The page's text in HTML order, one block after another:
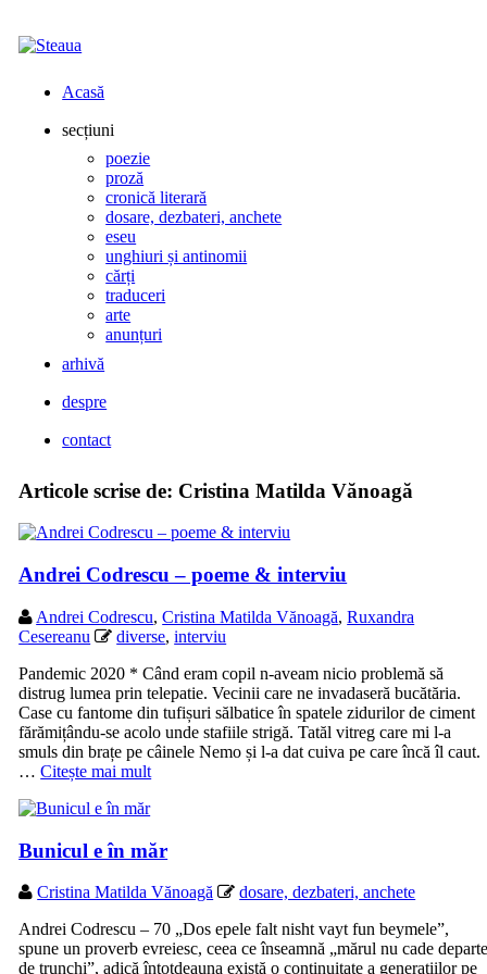
Acasă
secțiuni
poezie
proză
cronică literară
dosare, dezbateri, anchete
eseu
unghiuri și antinomii
cărți
traduceri
arte
anunțuri
arhivă
despre
contact
Articole scrise de: Cristina Matilda Vănoagă
Andrei Codrescu – poeme & interviu
Andrei Codrescu,Cristina Matilda Vănoagă,Ruxandra
Cesereanu
diverse,interviu
Pandemic 2020 * Când eram copil n-aveam nicio problemă să
distrug lumea prin telepatie. Vecinii care ne invadaseră bucătăria.
Case cu fantome din tufișuri sălbatice în spatele zidurilor de ciment
fărămițându-se acolo unde stafiile strigă. Tatăl vitreg care mi l-a
smuls din brațe pe câinele Nemo și l-a dat cuiva pe care încă îl caut.
…Citește mai mult
Bunicul e în măr
Cristina Matilda Vănoagă
dosare, dezbateri, anchete
Andrei Codrescu – 70 „Dos epele falt nisht vayt fun beymele”,
spune un proverb evreiesc, ceea ce înseamnă „mărul nu cade
de trunchi”, adică întotdeauna există o continuitate a generațiilor pe